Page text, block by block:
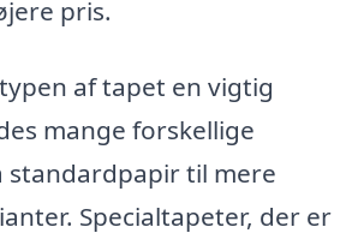
pris.
af tapet en vigtig
mange forskellige
til mere
Specialtapeter, der er